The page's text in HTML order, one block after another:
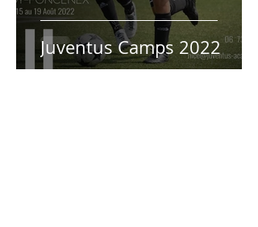
Juventus Camps 2022